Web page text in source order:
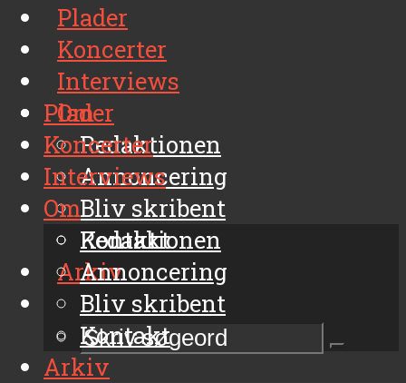
Plader
Koncerter
Interviews
Om
Redaktionen
Annoncering
Bliv skribent
Kontakt
Arkiv
Plader
Koncerter
Interviews
Om
Redaktionen
Annoncering
Bliv skribent
Kontakt
Arkiv